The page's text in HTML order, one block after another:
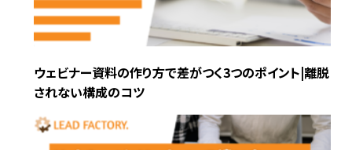
ウェビナー資料の作り方で差がつく3つのポイント|離脱
されない構成のコツ